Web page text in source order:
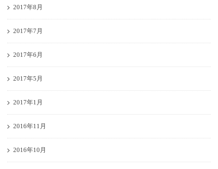
2017年8月
2017年7月
2017年6月
2017年5月
2017年1月
2016年11月
2016年10月